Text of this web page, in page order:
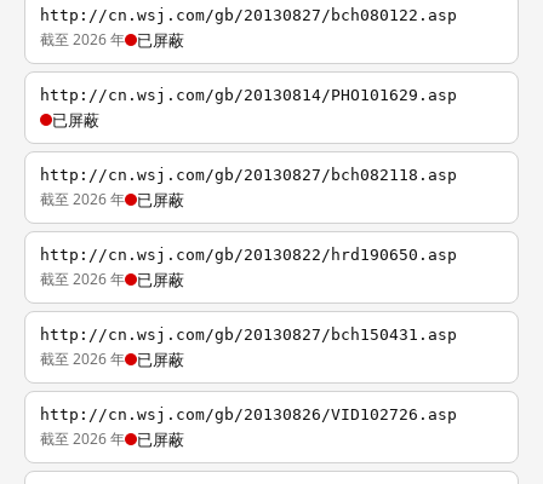
http://cn.wsj.com/gb/20130827/bch080122.asp
截至 2026 年 已屏蔽
http://cn.wsj.com/gb/20130814/PHO101629.asp
已屏蔽
http://cn.wsj.com/gb/20130827/bch082118.asp
截至 2026 年 已屏蔽
http://cn.wsj.com/gb/20130822/hrd190650.asp
截至 2026 年 已屏蔽
http://cn.wsj.com/gb/20130827/bch150431.asp
截至 2026 年 已屏蔽
http://cn.wsj.com/gb/20130826/VID102726.asp
截至 2026 年 已屏蔽